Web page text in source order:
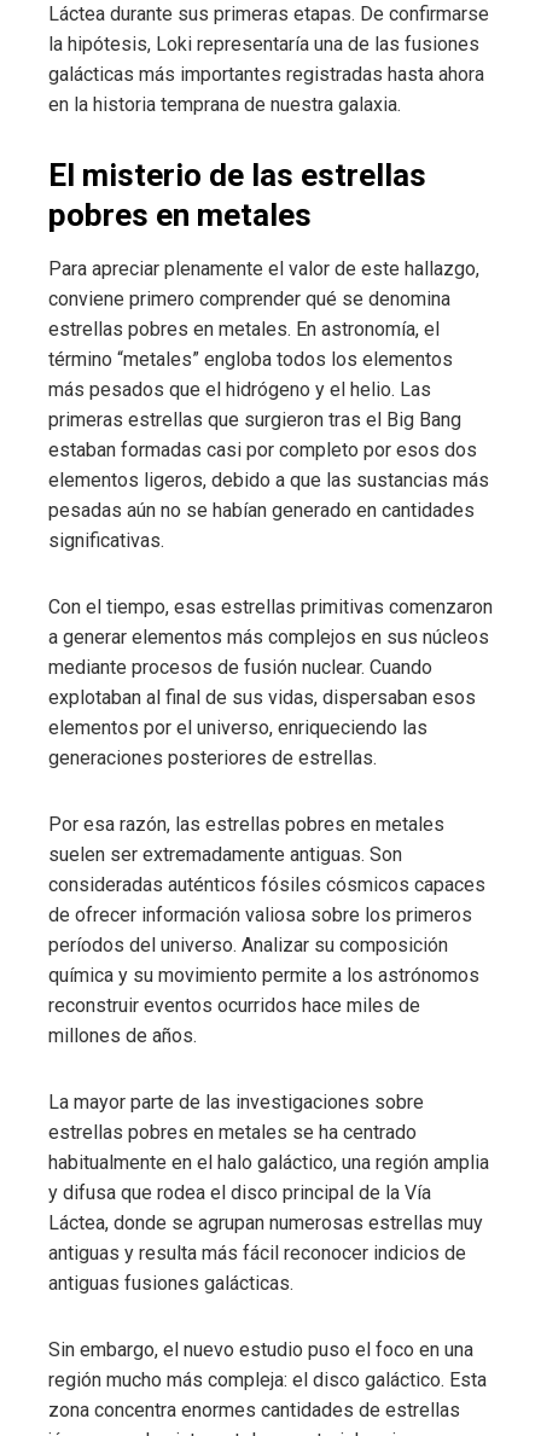
Láctea durante sus primeras etapas. De confirmarse
la hipótesis, Loki representaría una de las fusiones
galácticas más importantes registradas hasta ahora
en la historia temprana de nuestra galaxia.
El misterio de las estrellas
pobres en metales
Para apreciar plenamente el valor de este hallazgo,
conviene primero comprender qué se denomina
estrellas pobres en metales. En astronomía, el
término “metales” engloba todos los elementos
más pesados que el hidrógeno y el helio. Las
primeras estrellas que surgieron tras el Big Bang
estaban formadas casi por completo por esos dos
elementos ligeros, debido a que las sustancias más
pesadas aún no se habían generado en cantidades
significativas.
Con el tiempo, esas estrellas primitivas comenzaron
a generar elementos más complejos en sus núcleos
mediante procesos de fusión nuclear. Cuando
explotaban al final de sus vidas, dispersaban esos
elementos por el universo, enriqueciendo las
generaciones posteriores de estrellas.
Por esa razón, las estrellas pobres en metales
suelen ser extremadamente antiguas. Son
consideradas auténticos fósiles cósmicos capaces
de ofrecer información valiosa sobre los primeros
períodos del universo. Analizar su composición
química y su movimiento permite a los astrónomos
reconstruir eventos ocurridos hace miles de
millones de años.
La mayor parte de las investigaciones sobre
estrellas pobres en metales se ha centrado
habitualmente en el halo galáctico, una región amplia
y difusa que rodea el disco principal de la Vía
Láctea, donde se agrupan numerosas estrellas muy
antiguas y resulta más fácil reconocer indicios de
antiguas fusiones galácticas.
Sin embargo, el nuevo estudio puso el foco en una
región mucho más compleja: el disco galáctico. Esta
zona concentra enormes cantidades de estrellas